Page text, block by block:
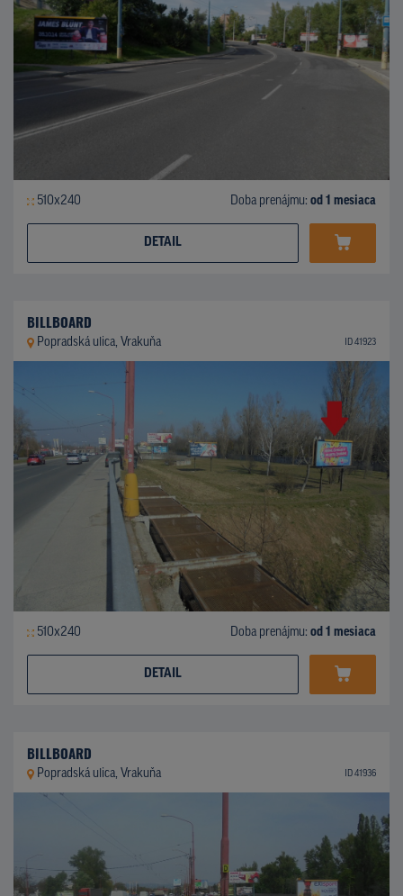
510x240 Doba prenájmu: od 1 mesiaca
DETAIL
BILLBOARD
Popradská ulica, Vrakuňa ID 41923
510x240 Doba prenájmu: od 1 mesiaca
DETAIL
BILLBOARD
Popradská ulica, Vrakuňa ID 41936